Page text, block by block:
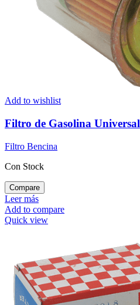
Add to wishlist
Filtro de Gasolina Universal
Filtro Bencina
Con Stock
Compare
Leer más
Add to compare
Quick view